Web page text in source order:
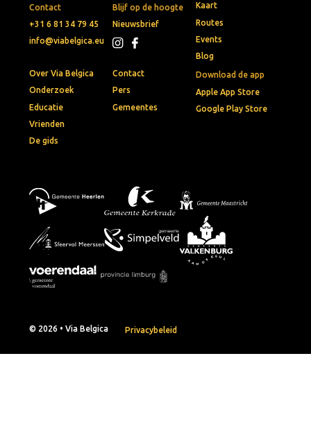
Contact
+31 6 81 34 79 45
info@viabelgica.eu
Blijf op de hoogte
Nieuwsbrief
Download de app
Apple App Store
Google Play Store
Kaart
Routes
Events
Blog
Over Via Belgica
Onderzoek
Educatie
Vrienden
De gids
Contact
Pers
Gemeentes
© 2026 • Via Belgica Privacybeleid